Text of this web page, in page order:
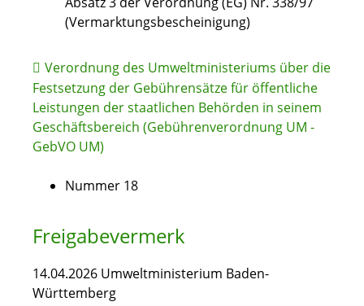
(Vermarktungsbescheinigung)
Verordnung des Umweltministeriums über die
Festsetzung der Gebührensätze für öffentliche
Leistungen der staatlichen Behörden in seinem
Geschäftsbereich (Gebührenverordnung UM -
GebVO UM)
Nummer 18
Freigabevermerk
14.04.2026 Umweltministerium Baden-
Württemberg